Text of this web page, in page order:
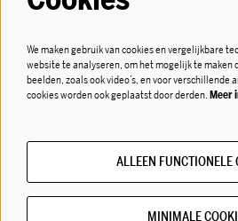
Volg ons
Meld je aan voor de
We maken gebruik van cookies en vergelijkbare
website te analyseren, om het mogelijk te maken
beelden, zoals ook video’s, en voor verschillende
cookies worden ook geplaatst door derden.Meer
ALLEEN FUNCTIONELE
MINIMALE